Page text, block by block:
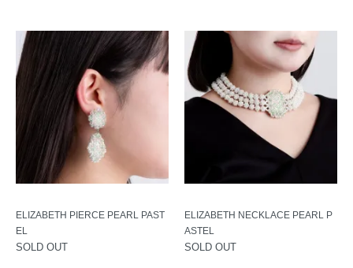
ELIZABETH PIERCE PEARL PAST
EL
SOLD OUT
ELIZABETH NECKLACE PEARL P
ASTEL
SOLD OUT